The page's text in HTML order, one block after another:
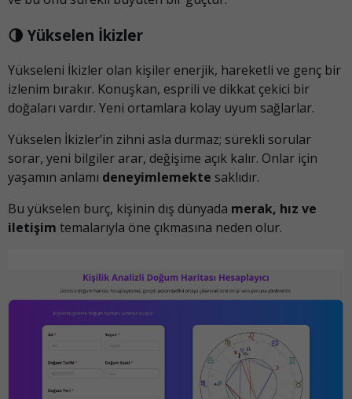
🌗 Yükselen İkizler
Yükseleni İkizler olan kişiler enerjik, hareketli ve genç bir
izlenim bırakır. Konuşkan, esprili ve dikkat çekici bir
doğaları vardır. Yeni ortamlara kolay uyum sağlarlar.
Yükselen İkizler’in zihni asla durmaz; sürekli sorular
sorar, yeni bilgiler arar, değişime açık kalır. Onlar için
yaşamın anlamı deneyimlemekte saklıdır.
Bu yükselen burç, kişinin dış dünyada merak, hız ve
iletişim temalarıyla öne çıkmasına neden olur.